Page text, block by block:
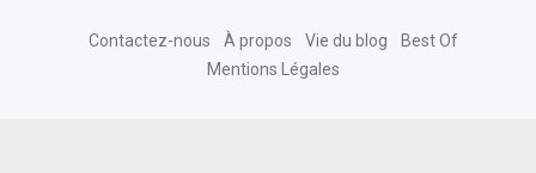
Contactez-nous À propos Vie du blog
Best Of
Mentions Légales